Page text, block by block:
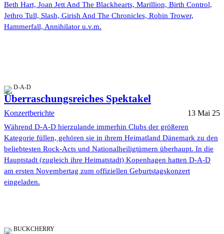
Beth Hart, Joan Jett And The Blackhearts, Marillion, Birth Control,
Jethro Tull, Slash, Girish And The Chronicles, Robin Trower,
Hammerfall, Annihilator u.v.m.
D-A-D
Überraschungsreiches Spektakel
Konzertberichte 13 Mai 25
Während D-A-D hierzulande immerhin Clubs der größeren
Kategorie füllen, gehören sie in ihrem Heimatland Dänemark zu den
beliebtesten Rock-Acts und Nationalheiligtümern überhaupt. In die
Hauptstadt (zugleich ihre Heimatstadt) Kopenhagen hatten D-A-D
am ersten Novembertag zum offiziellen Geburtstagskonzert
eingeladen.
BUCKCHERRY